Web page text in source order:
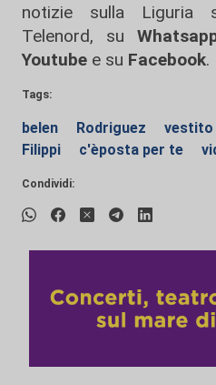
notizie sulla Liguria
Telenord, su
Youtube e su Facebook.
Tags:
belen Rodriguez vestito
Filippi
c'èposta per te
Condividi: